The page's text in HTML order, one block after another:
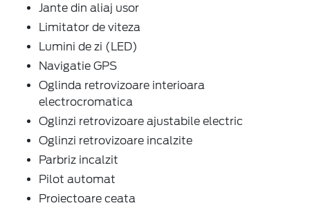
Jante din aliaj usor
Limitator de viteza
Lumini de zi (LED)
Navigatie GPS
Oglinda retrovizoare interioara
electrocromatica
Oglinzi retrovizoare ajustabile electric
Oglinzi retrovizoare incalzite
Parbriz incalzit
Pilot automat
Proiectoare ceata